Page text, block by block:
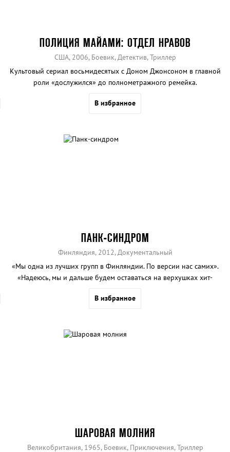
ПОЛИЦИЯ МАЙАМИ: ОТДЕЛ НРАВОВ
США, 2006, Боевик, Детектив, Триллер
Культовый сериал восьмидесятых с Доном Джонсоном в главной
роли «дослужился» до полнометражного ремейка.
В избранное
ПАНК-СИНДРОМ
Финляндия, 2012, Документальный
«Мы одна из лучших групп в Финляндии. По версии нас самих».
«Надеюсь, мы и дальше будем оставаться на верхушках хит-
В избранное
ШАРОВАЯ МОЛНИЯ
Великобритания, 1965, Боевик, Приключения, Триллер